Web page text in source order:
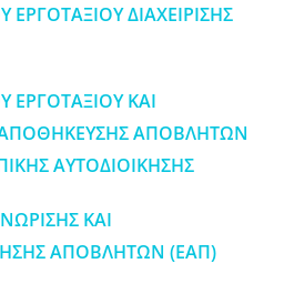
ΕΡΓΟΤΑΞΙΟΥ ΔΙΑΧΕΙΡΙΣΗΣ
ΕΡΓΟΤΑΞΙΟΥ ΚΑΙ
ΑΠΟΒΛΗΤΩΝ
ΑΥΤΟΔΙΟΙΚΗΣΗΣ
ΚΑΙ
ΑΠΟΒΛΗΤΩΝ (ΕΑΠ)